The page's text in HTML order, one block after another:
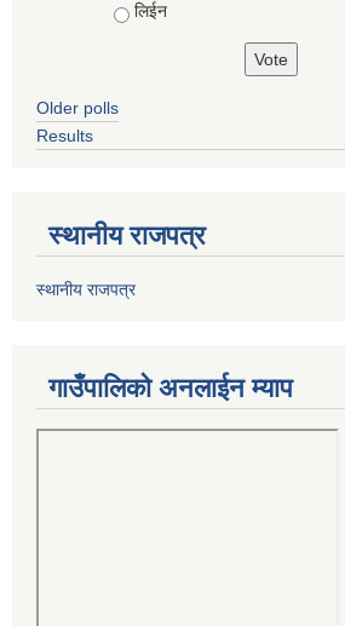
लिईन
Older polls
Results
स्थानीय राजपत्र
स्थानीय राजपत्र
गाउँपालिको अनलाईन म्याप